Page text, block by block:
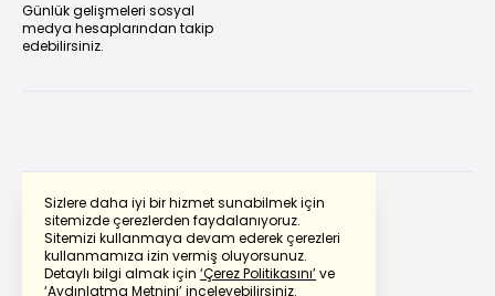
Sizlere daha iyi bir hizmet sunabilmek için
sitemizde çerezlerden faydalanıyoruz.
Sitemizi kullanmaya devam ederek çerezleri
kullanmamıza izin vermiş oluyorsunuz.
Detaylı bilgi almak için ‘Çerez Politikasını’ve
‘Aydınlatma Metnini’inceleyebilirsiniz.
Günlük gelişmeleri sosyal
medya hesaplarından takip
edebilirsiniz.
Powered by Translate